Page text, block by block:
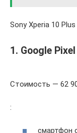
Sony Xperia 10 Plus
1. Google
Стоимость — 62
:
смартфон